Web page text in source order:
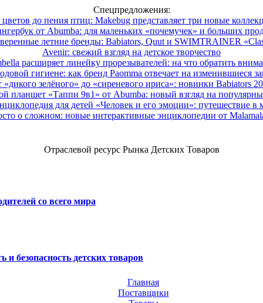
Спецпредложения:
до пения птиц: Makebug представляет три новые
от Abumba: для маленьких «почемучек» и больших
летние бренды: Babiators, Quut и SWIMTRAINER
Avenir: свежий взгляд на детское творчество
расширяет линейку прорезывателей: на что обратить
гигиене: как бренд Paomma отвечает на изменившиеся
«дикого зелёного» до «сиреневого ириса»: новинки Babiators
планшет «Таппи 9в1» от Abumba: новый взгляд на
для детей «Человек и его эмоции»: путешествие в
о сложном: новые интерактивные энциклопедии от
Отраслевой ресурс Рынка Детских Товаров
со всего мира
безопасность детских товаров
Главная
Поставщики